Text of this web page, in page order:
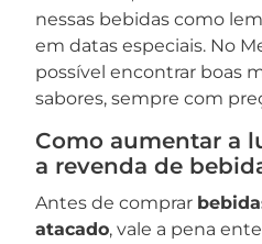
nessas bebidas como
em datas especiais. No
possível encontrar boas
sabores, sempre com
Como aumentar a
a revenda de
Antes de comprar
atacado, vale a pena